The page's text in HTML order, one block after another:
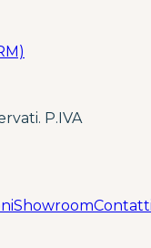
P.IVA
Showroom